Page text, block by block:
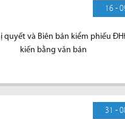
16 -
quyết và Biên bản kiểm phiếu
kiến bằng văn bản
31 -